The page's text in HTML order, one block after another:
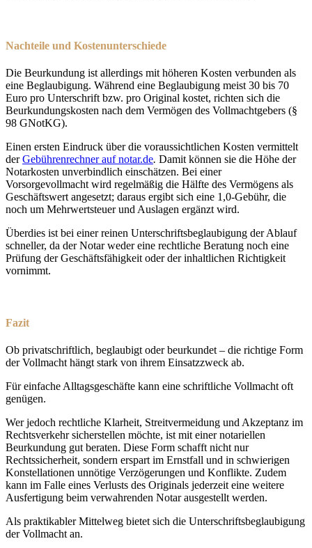
Nachteile und Kostenunterschiede
Die Beurkundung ist allerdings mit höheren Kosten verbunden als
eine Beglaubigung. Während eine Beglaubigung meist 30 bis 70
Euro pro Unterschrift bzw. pro Original kostet, richten sich die
Beurkundungskosten nach dem Vermögen des Vollmachtgebers (§
98 GNotKG).
Einen ersten Eindruck über die voraussichtlichen Kosten vermittelt
derGebührenrechner auf notar.de. Damit können sie die Höhe der
Notarkosten unverbindlich einschätzen. Bei einer
Vorsorgevollmacht wird regelmäßig die Hälfte des Vermögens als
Geschäftswert angesetzt; daraus ergibt sich eine 1,0-Gebühr, die
noch um Mehrwertsteuer und Auslagen ergänzt wird.
Überdies ist bei einer reinen Unterschriftsbeglaubigung der Ablauf
schneller, da der Notar weder eine rechtliche Beratung noch eine
Prüfung der Geschäftsfähigkeit oder der inhaltlichen Richtigkeit
vornimmt.
Fazit
Ob privatschriftlich, beglaubigt oder beurkundet – die richtige Form
der Vollmacht hängt stark von ihrem Einsatzzweck ab.
Für einfache Alltagsgeschäfte kann eine schriftliche Vollmacht oft
genügen.
Wer jedoch rechtliche Klarheit, Streitvermeidung und Akzeptanz im
Rechtsverkehr sicherstellen möchte, ist mit einer notariellen
Beurkundung gut beraten. Diese Form schafft nicht nur
Rechtssicherheit, sondern erspart im Ernstfall und in schwierigen
Konstellationen unnötige Verzögerungen und Konflikte. Zudem
kann im Falle eines Verlusts des Originals jederzeit eine weitere
Ausfertigung beim verwahrenden Notar ausgestellt werden.
Als praktikabler Mittelweg bietet sich die Unterschriftsbeglaubigung
der Vollmacht an.